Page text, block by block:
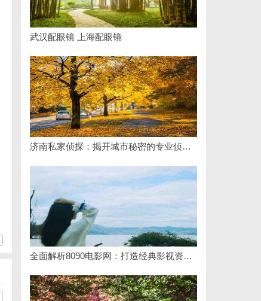
武汉配眼镜 上海配眼镜
济南私家侦探：揭开城市秘密的专业侦查服务
全面解析8090电影网：打造经典影视资源一站式平台